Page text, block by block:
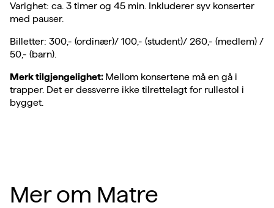
Varighet: ca. 3 timer og 45 min. Inkluderer syv konserter
med pauser.
Billetter: 300,- (ordinær)/ 100,- (student)/ 260,- (medlem) /
50,- (barn).
Merk tilgjengelighet: Mellom konsertene må en gå i
trapper. Det er dessverre ikke tilrettelagt for rullestol i
bygget.
Mer om Matre